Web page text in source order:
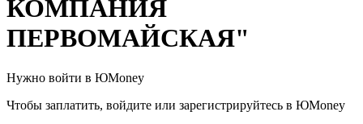
КОМПАНИЯ
ПЕРВОМАЙСКАЯ"
Нужно войти в ЮMoney
Чтобы заплатить, войдите или зарегистрируйтесь в ЮMoney